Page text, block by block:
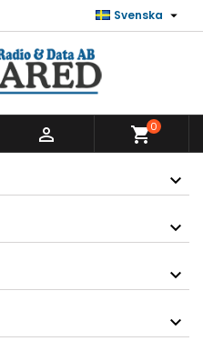
Svenska 
 shopping_cart0